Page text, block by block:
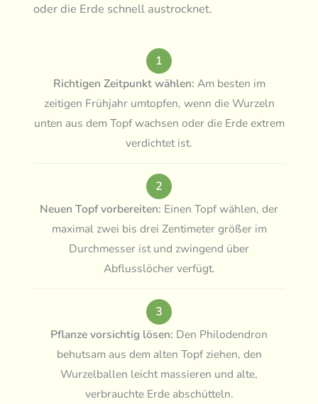
oder die Erde schnell austrocknet.
1
Richtigen Zeitpunkt wählen: Am besten im
zeitigen Frühjahr umtopfen, wenn die Wurzeln
unten aus dem Topf wachsen oder die Erde extrem
verdichtet ist.
2
Neuen Topf vorbereiten: Einen Topf wählen, der
maximal zwei bis drei Zentimeter größer im
Durchmesser ist und zwingend über
Abflusslöcher verfügt.
3
Pflanze vorsichtig lösen: Den Philodendron
behutsam aus dem alten Topf ziehen, den
Wurzelballen leicht massieren und alte,
verbrauchte Erde abschütteln.